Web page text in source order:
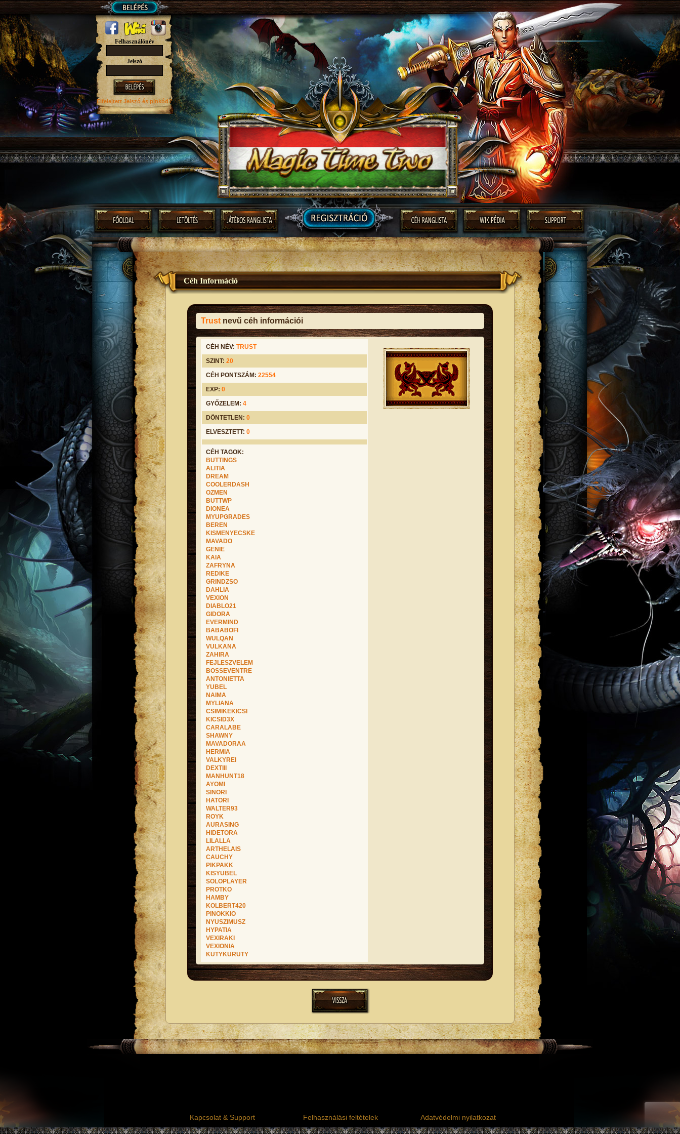
Felhasználónév
Jelszó
Elfelejtett Jelszó és pinkód?
Céh Információ
Trust nevű céh információi
CÉH NÉV: TRUST
SZINT: 20
CÉH PONTSZÁM: 22554
EXP: 0
GYŐZELEM: 4
DÖNTETLEN: 0
ELVESZTETT: 0
CÉH TAGOK:
BUTTINGS
ALITIA
DREAM
COOLERDASH
OZMEN
BUTTWP
DIONEA
MYUPGRADES
BEREN
KISMENYECSKE
MAVADO
GENIE
KAIA
ZAFRYNA
REDIKE
GRINDZSO
DAHLIA
VEXION
DIABLO21
GIDORA
EVERMIND
BABABOFI
WULQAN
VULKANA
ZAHIRA
FEJLESZVELEM
BOSSEVENTRE
ANTONIETTA
YUBEL
NAIMA
MYLIANA
CSIMIKEKICSI
KICSID3X
CARALABE
SHAWNY
MAVADORAA
HERMIA
VALKYREI
DEXTIII
MANHUNT18
AYOMI
SINORI
HATORI
WALTER93
ROYK
AURASING
HIDETORA
LILALLA
ARTHELAIS
CAUCHY
PIKPAKK
KISYUBEL
SOLOPLAYER
PROTKO
HAMBY
KOLBERT420
PINOKKIO
NYUSZIMUSZ
HYPATIA
VEXIRAKI
VEXIONIA
KUTYKURUTY
Kapcsolat & Support Felhasználási feltételek Adatvédelmi nyilatkozat